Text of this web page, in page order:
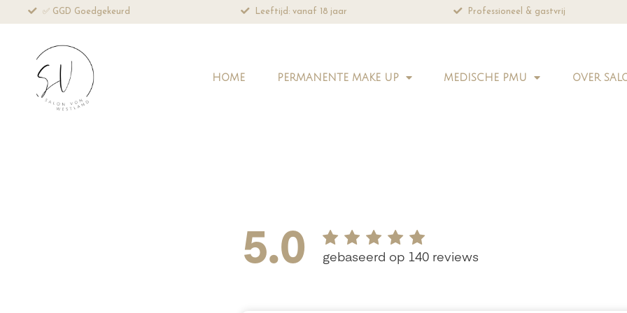
Leeftijd: vanaf 18 jaar Professioneel & gastvrij Altijd natuurlijk resultaat
HOME PERMANENTE MAKE UP MEDISCHE PMU OVER